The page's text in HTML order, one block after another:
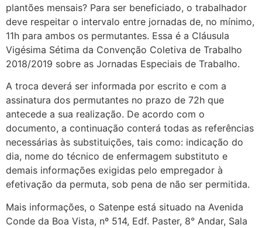
plantões mensais? Para ser beneficiado, o trabalhador
deve respeitar o intervalo entre jornadas de, no mínimo,
11h para ambos os permutantes. Essa é a Cláusula
Vigésima Sétima da Convenção Coletiva de Trabalho
2018/2019 sobre as Jornadas Especiais de Trabalho.
A troca deverá ser informada por escrito e com a
assinatura dos permutantes no prazo de 72h que
antecede a sua realização. De acordo com o
documento, a continuação conterá todas as referências
necessárias às substituições, tais como: indicação do
dia, nome do técnico de enfermagem substituto e
demais informações exigidas pelo empregador à
efetivação da permuta, sob pena de não ser permitida.
Mais informações, o Satenpe está situado na Avenida
Conde da Boa Vista, nº 514, Edf. Paster, 8° Andar, Sala